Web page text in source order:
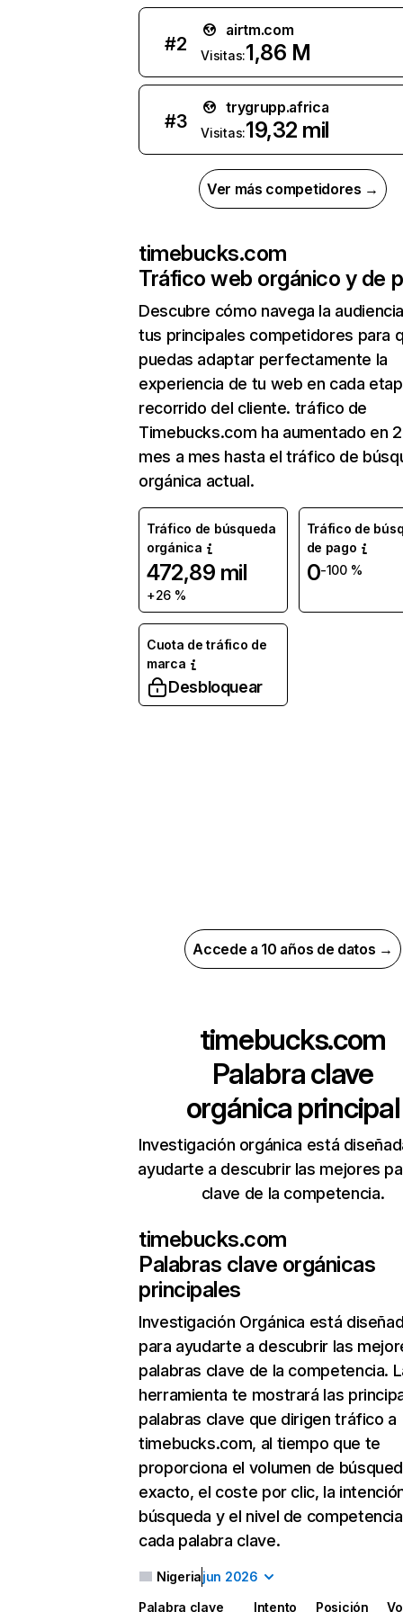
#2
airtm.com
Visitas:1,86 M
#3
trygrupp.africa
Visitas:19,32 mil
Ver más competidores →
timebucks.com
Tráfico web orgánico y de
Descubre cómo navega la
tus principales competidores para
puedas adaptar perfectamente la
experiencia de tu web en cada
recorrido del cliente. tráfico de
Timebucks.com ha aumentado en
mes a mes hasta el tráfico de
orgánica actual.
Tráfico de búsqueda
orgánica
472,89 mil
+26 %
Tráfico de
de pago
0-100 %
Cuota de tráfico de
marca
Desbloquear
Accede a 10 años de datos →
timebucks.com
Palabra clave
orgánica principal
Investigación orgánica está
ayudarte a descubrir las mejores
clave de la competencia.
timebucks.com
Palabras clave orgánicas
principales
Investigación Orgánica está
para ayudarte a descubrir las
palabras clave de la competencia.
herramienta te mostrará las
palabras clave que dirigen tráfico a
timebucks.com, al tiempo que te
proporciona el volumen de
exacto, el coste por clic, la
búsqueda y el nivel de
cada palabra clave.
Nigeriajun 2026
Palabra clave Intento Posición